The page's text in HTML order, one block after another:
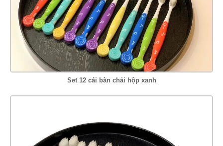
Set 12 cái bàn chải hộp xanh